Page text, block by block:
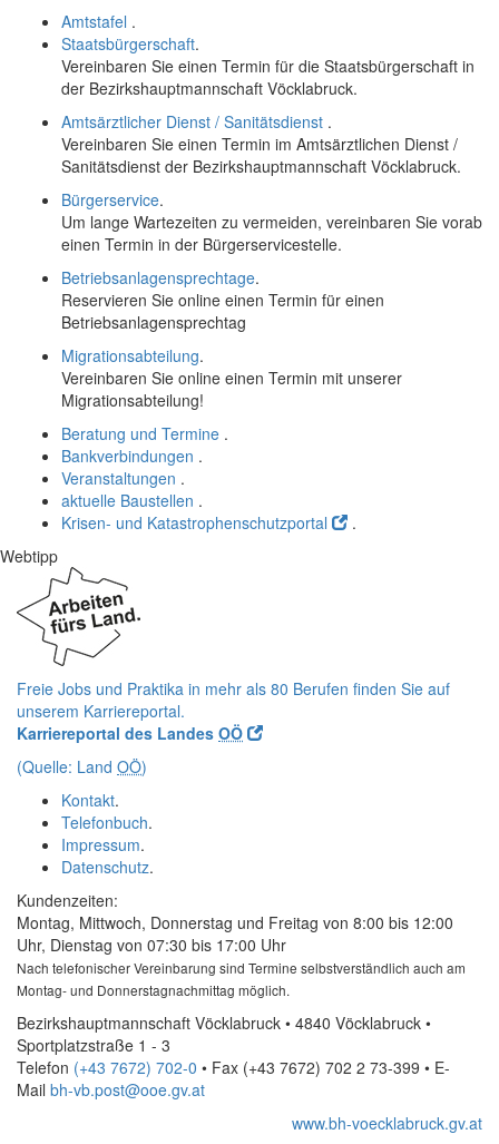
Amtstafel .
Staatsbürgerschaft.
Vereinbaren Sie einen Termin für die Staatsbürgerschaft in
der Bezirkshauptmannschaft Vöcklabruck.
Amtsärztlicher Dienst / Sanitätsdienst .
Vereinbaren Sie einen Termin im Amtsärztlichen Dienst /
Sanitätsdienst der Bezirkshauptmannschaft Vöcklabruck.
Bürgerservice.
Um lange Wartezeiten zu vermeiden, vereinbaren Sie vorab
einen Termin in der Bürgerservicestelle.
Betriebsanlagensprechtage.
Reservieren Sie online einen Termin für einen
Betriebsanlagensprechtag
Migrationsabteilung.
Vereinbaren Sie online einen Termin mit unserer
Migrationsabteilung!
Beratung und Termine .
Bankverbindungen .
Veranstaltungen .
aktuelle Baustellen .
Krisen- und Katastrophenschutzportal
.
Webtipp
Freie Jobs und Praktika in mehr als 80 Berufen finden Sie auf
unserem Karriereportal.
Karriereportal des Landes OÖ
(Quelle: Land OÖ)
Kontakt.
Telefonbuch.
Impressum.
Datenschutz.
Kundenzeiten:
Montag, Mittwoch, Donnerstag und Freitag von 8:00 bis 12:00
Uhr, Dienstag von 07:30 bis 17:00 Uhr
Nach telefonischer Vereinbarung sind Termine selbstverständlich auch am
Montag- und Donnerstagnachmittag möglich.
Bezirkshauptmannschaft Vöcklabruck • 4840 Vöcklabruck •
Sportplatzstraße 1 - 3
Telefon (+43 7672) 702-0 • Fax (+43 7672) 702 2 73-399 • E-
Mail bh-vb.post@ooe.gv.at
www.bh-voecklabruck.gv.at